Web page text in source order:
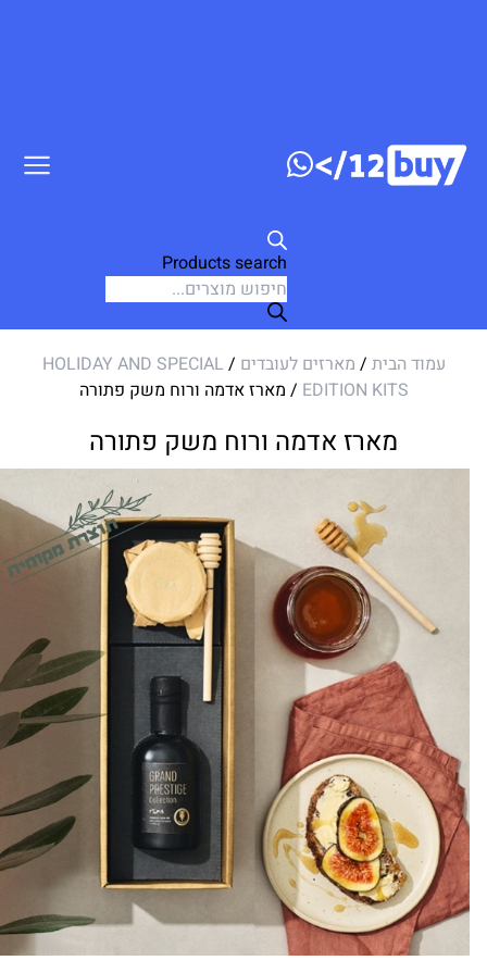
Products search
עמוד הבית/מארזים לעובדים/
HOLIDAY AND SPECIAL
EDITION KITS/ מארז אדמה ורוח משק פתורה
מארז אדמה ורוח משק פתורה